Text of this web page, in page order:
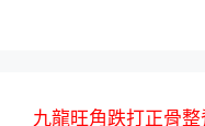
九龍旺角跌打正骨